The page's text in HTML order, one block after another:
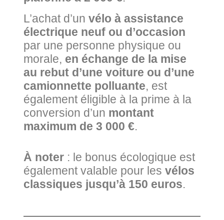
L’achat d’un vélo à assistance
électrique neuf ou d’occasion
par une personne physique ou
morale, en échange de la mise
au rebut d’une voiture ou d’une
camionnette polluante, est
également éligible à la prime à la
conversion d’un montant
maximum de 3 000 €.
À noter: le bonus écologique est
également valable pour les vélos
classiques jusqu’à 150 euros.